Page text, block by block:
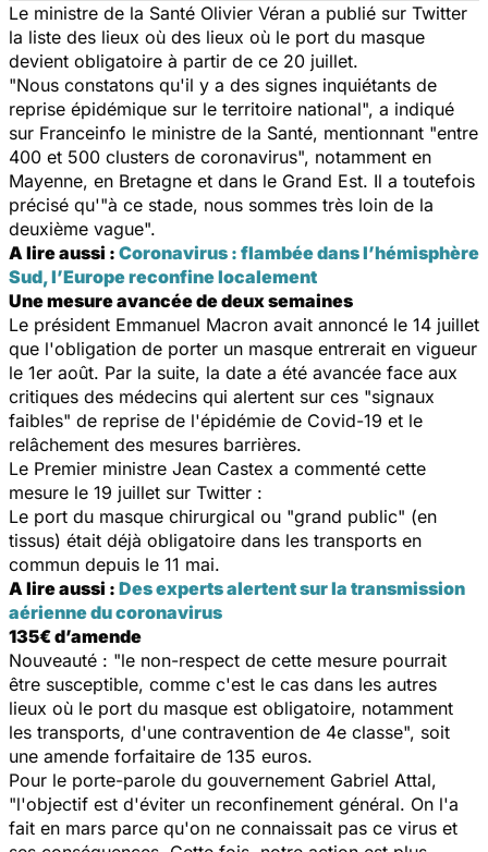
Le ministre de la Santé Olivier Véran a publié sur Twitter
la liste des lieux où des lieux où le port du masque
devient obligatoire à partir de ce 20 juillet.
"Nous constatons qu'il y a des signes inquiétants de
reprise épidémique sur le territoire national", a indiqué
sur Franceinfo le ministre de la Santé, mentionnant "entre
400 et 500 clusters de coronavirus", notamment en
Mayenne, en Bretagne et dans le Grand Est. Il a toutefois
précisé qu'"à ce stade, nous sommes très loin de la
deuxième vague".
A lire aussi : Coronavirus : flambée dans l’hémisphère
Sud, l’Europe reconfine localement
Une mesure avancée de deux semaines
Le président Emmanuel Macron avait annoncé le 14 juillet
que l'obligation de porter un masque entrerait en vigueur
le 1er août. Par la suite, la date a été avancée face aux
critiques des médecins qui alertent sur ces "signaux
faibles" de reprise de l'épidémie de Covid-19 et le
relâchement des mesures barrières.
Le Premier ministre Jean Castex a commenté cette
mesure le 19 juillet sur Twitter :
Le port du masque chirurgical ou "grand public" (en
tissus) était déjà obligatoire dans les transports en
commun depuis le 11 mai.
A lire aussi : Des experts alertent sur la transmission
aérienne du coronavirus
135€ d’amende
Nouveauté : "le non-respect de cette mesure pourrait
être susceptible, comme c'est le cas dans les autres
lieux où le port du masque est obligatoire, notamment
les transports, d'une contravention de 4e classe", soit
une amende forfaitaire de 135 euros.
Pour le porte-parole du gouvernement Gabriel Attal,
"l'objectif est d'éviter un reconfinement général. On l'a
fait en mars parce qu'on ne connaissait pas ce virus et